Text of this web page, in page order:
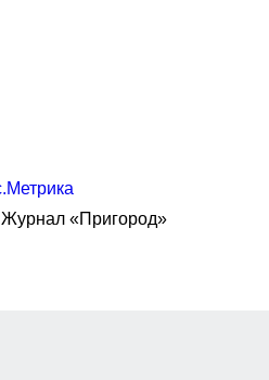
Журнал «Пригород»